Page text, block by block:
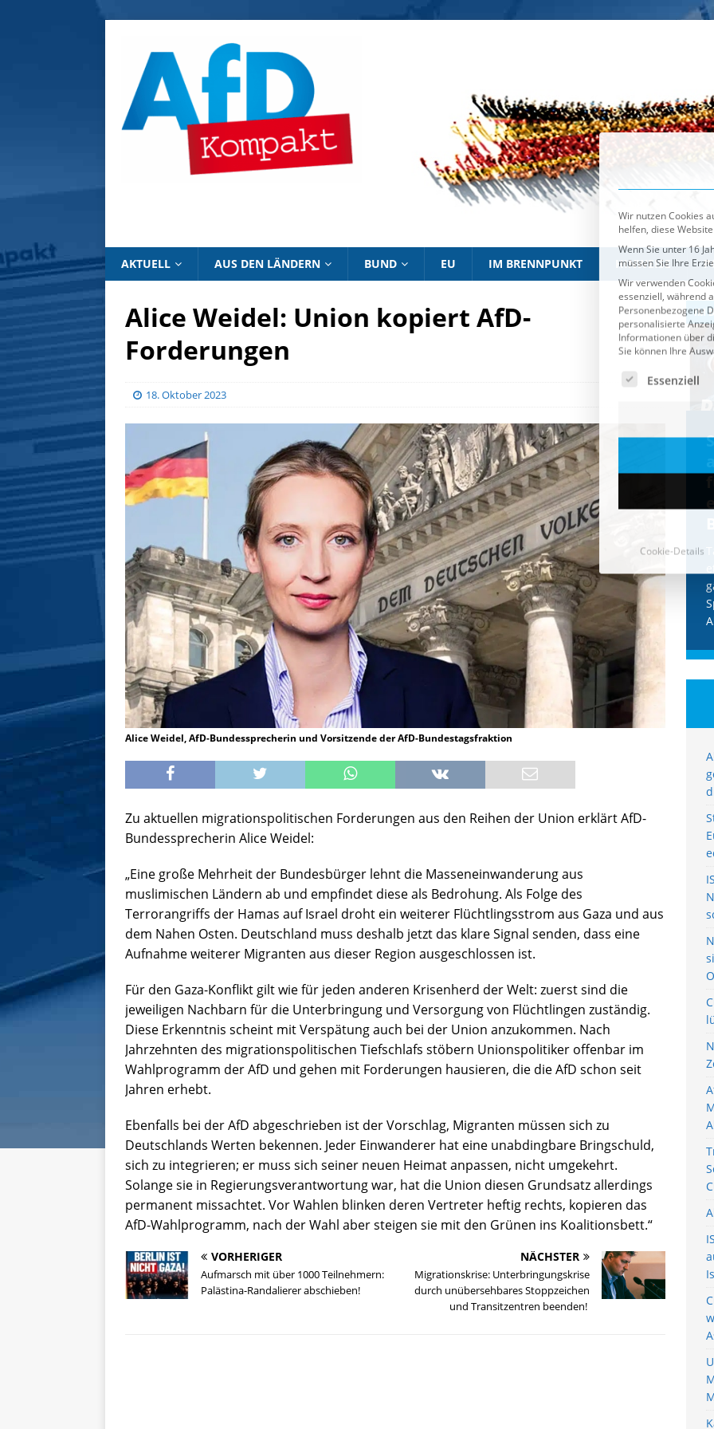
AKTUELL AUS DEN LÄNDERN BUND EU IM BRENNPUNKT HINWEISE
Alice Weidel: Union kopiert AfD-
Forderungen
18. Oktober 2023
Alice Weidel, AfD-Bundessprecherin und Vorsitzende der AfD-Bundestagsfraktion
Zu aktuellen migrationspolitischen Forderungen aus den Reihen der Union erklärt AfD-
Bundessprecherin Alice Weidel:
„Eine große Mehrheit der Bundesbürger lehnt die Masseneinwanderung aus
muslimischen Ländern ab und empfindet diese als Bedrohung. Als Folge des
Terrorangriffs der Hamas auf Israel droht ein weiterer Flüchtlingsstrom aus Gaza und aus
dem Nahen Osten. Deutschland muss deshalb jetzt das klare Signal senden, dass eine
Aufnahme weiterer Migranten aus dieser Region ausgeschlossen ist.
Für den Gaza-Konflikt gilt wie für jeden anderen Krisenherd der Welt: zuerst sind die
jeweiligen Nachbarn für die Unterbringung und Versorgung von Flüchtlingen zuständig.
Diese Erkenntnis scheint mit Verspätung auch bei der Union anzukommen. Nach
Jahrzehnten des migrationspolitischen Tiefschlafs stöbern Unionspolitiker offenbar im
Wahlprogramm der AfD und gehen mit Forderungen hausieren, die die AfD schon seit
Jahren erhebt.
Ebenfalls bei der AfD abgeschrieben ist der Vorschlag, Migranten müssen sich zu
Deutschlands Werten bekennen. Jeder Einwanderer hat eine unabdingbare Bringschuld,
sich zu integrieren; er muss sich seiner neuen Heimat anpassen, nicht umgekehrt.
Solange sie in Regierungsverantwortung war, hat die Union diesen Grundsatz allerdings
permanent missachtet. Vor Wahlen blinken deren Vertreter heftig rechts, kopieren das
AfD-Wahlprogramm, nach der Wahl aber steigen sie mit den Grünen ins Koalitionsbett.“
VORHERIGER
Aufmarsch mit über 1000 Teilnehmern:
Palästina-Randalierer abschieben!
NÄCHSTER
Migrationskrise: Unterbringungskrise
durch unübersehbares Stoppzeichen
und Transitzentren beenden!
IM BRENNPUNKT
CDU & Ampel wollen nach
der Wahl wieder Afghanen
einfliegen: Zeit für ein
Asylmoratorium!
Die Bundesregierung und die CDU
halten die Wähler für dumm! Weil die
Stimmung wegen der von Afghanen
verübten Anschläge kippte, wurden die
Flüge vor der[...]
IM
Wir nutzen Cookies
helfen, diese
Wenn Sie unter 16
Wir verwenden
essenziell, während
Personenbezogene
Informationen über
Sie können Ihre
Es folgt eine
Essenziell